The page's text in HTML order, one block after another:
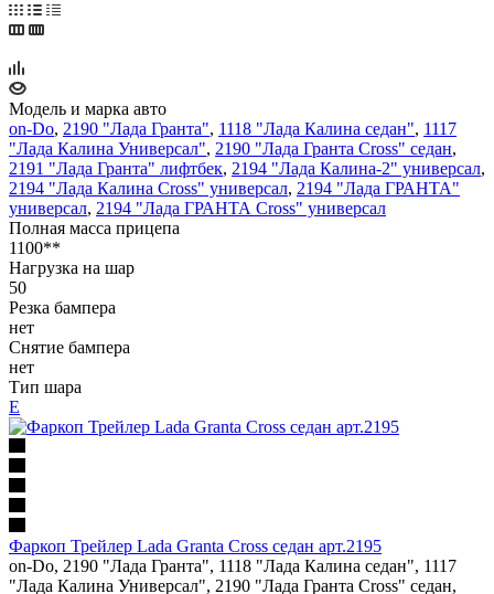
Модель и марка авто
on-Do, 2190 "Лада Гранта", 1118 "Лада Калина седан", 1117
"Лада Калина Универсал", 2190 "Лада Гранта Cross" седан,
2191 "Лада Гранта" лифтбек, 2194 "Лада Калина-2" универсал,
2194 "Лада Калина Cross" универсал, 2194 "Лада ГРАНТА"
универсал, 2194 "Лада ГРАНТА Cross" универсал
Полная масса прицепа
1100**
Нагрузка на шар
50
Резка бампера
нет
Снятие бампера
нет
Тип шара
Е
Фаркоп Трейлер Lada Granta Cross седан арт.2195
on-Do, 2190 "Лада Гранта", 1118 "Лада Калина седан", 1117
"Лада Калина Универсал", 2190 "Лада Гранта Cross" седан,